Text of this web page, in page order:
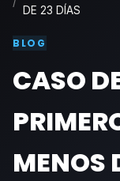
DE 23 DÍAS
BLOG
CASO
MENOS